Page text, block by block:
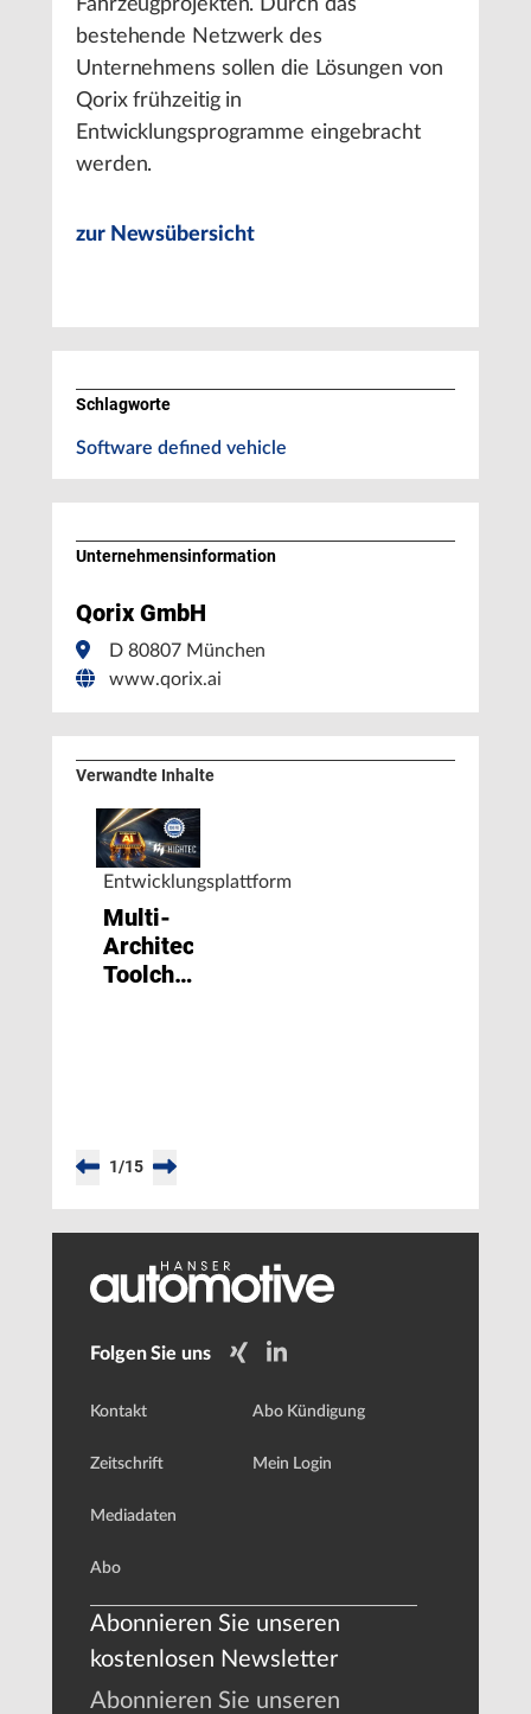
Fahrzeugprojekten. Durch das
bestehende Netzwerk des
Unternehmens sollen die Lösungen von
Qorix frühzeitig in
Entwicklungsprogramme eingebracht
werden.
zur Newsübersicht
Schlagworte
Software defined vehicle
Unternehmens­information
Qorix GmbH
D 80807 München
www.qorix.ai
Verwandte Inhalte
Entwicklungsplattform
Multi-
Architecture-
Toolchain
1/15
Folgen Sie uns
Kontakt
Zeitschrift
Mediadaten
Abo
Abo Kündigung
Mein Login
Abonnieren Sie unseren
kostenlosen Newsletter
Abonnieren Sie unseren